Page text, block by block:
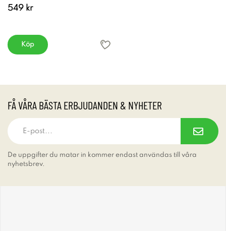
549 kr
Köp
FÅ VÅRA BÄSTA ERBJUDANDEN & NYHETER
De uppgifter du matar in kommer endast användas till våra
nyhetsbrev.